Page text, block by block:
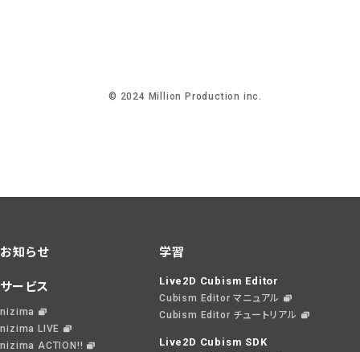
©️ 2024 Million Production inc.
お知らせ
サービス
nizima
nizima LIVE
nizima ACTION!!
学習
Live2D Cubism Editor
Cubism Editor マニュアル
Cubism Editor チュートリアル
Live2D Cubism SDK